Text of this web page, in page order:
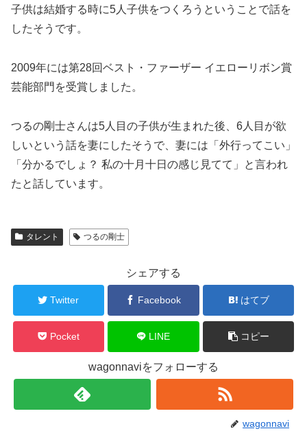
子供は結婚する時に5人子供をつくろうということで話を
したそうです。
2009年には第28回ベスト・ファーザー イエローリボン賞
芸能部門を受賞しました。
つるの剛士さんは5人目の子供が生まれた後、6人目が欲
しいという話を妻にしたそうで、妻には「外行ってこい」
「分かるでしょ？ 私の十月十日の感じ見てて」と言われ
たと話しています。
タレント つるの剛士
シェアする
Twitter Facebook はてブ
Pocket LINE コピー
wagonnaviをフォローする
wagonnavi